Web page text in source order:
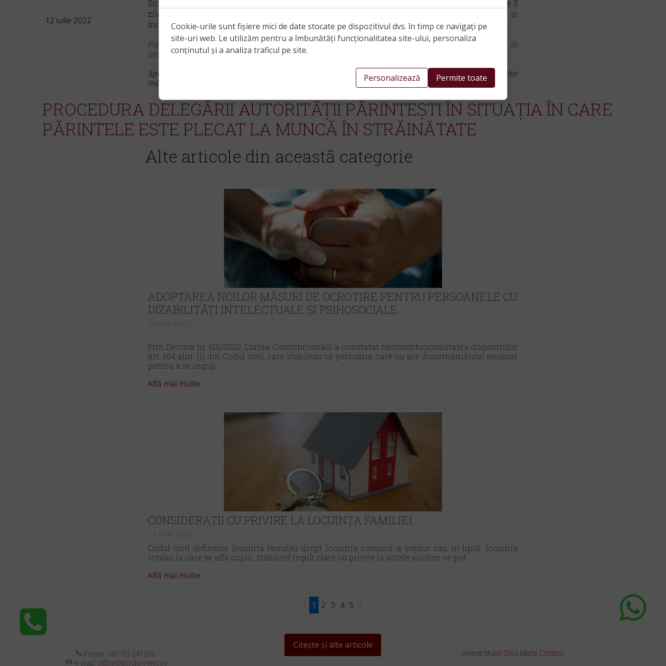
12 iulie 2022
PROCEDURA DELEGĂRII AUTORITĂȚII PĂRINTEȘTI ÎN SITUAȚIA ÎN CARE
PĂRINTELE ESTE PLECAT LA MUNCĂ ÎN STRĂINĂTATE
Soluționarea cererii de delegare a drepturilor și îndatoririlor părintești se face în termen de 3
zile de la depunerea acesteia. Hotărârea va cuprinde menționarea expresă a drepturilor și
îndatoririlor care se deleagă și perioada pentru care are loc delegarea.
Prevederile de mai sus sunt aplicabile și în situația în care ambii părinți sunt plecați la muncă în
străinătate.
Sperăm că acest articol ți-a fost de ajutor. Ți-am pregătit și un articol cu privire la adoptarea noilor
măsuri de ocrotire pentru persoanele cu dizabilități intelectuale și psihosociale.
Alte articole din această categorie
ADOPTAREA NOILOR MĂSURI DE OCROTIRE PENTRU PERSOANELE CU
DIZABILITĂȚI INTELECTUALE ȘI PSIHOSOCIALE
Prin Decizia nr. 601/2020, Curtea Constituțională a constatat neconstituționalitatea dispozițiilor
art. 164 alin. (1) din Codul civil, care stabileau că persoana care nu are discernământul necesar
pentru a se îngriji...
Află mai multe
CONSIDERAȚII CU PRIVIRE LA LOCUINȚA FAMILIEI
Codul civil definește locuința familiei drept locuința comună a soților sau, în lipsă, locuința
soțului la care se află copiii, stabilind reguli clare cu privire la actele juridice ce pot...
Află mai multe
1 2 3 4 5
Avocat titular Dinu Maria Cristina
Citește și alte articole
Phone +40 751 047 136
e-mail office@dinulawyers.ro
Cookie-urile sunt fișiere mici de date stocate pe dispozitivul dvs. în timp ce navigați pe
site-uri web. Le utilizăm pentru a îmbunătăți funcționalitatea site-ului, personaliza
conținutul și a analiza traficul pe site.
Personalizează Permite toate